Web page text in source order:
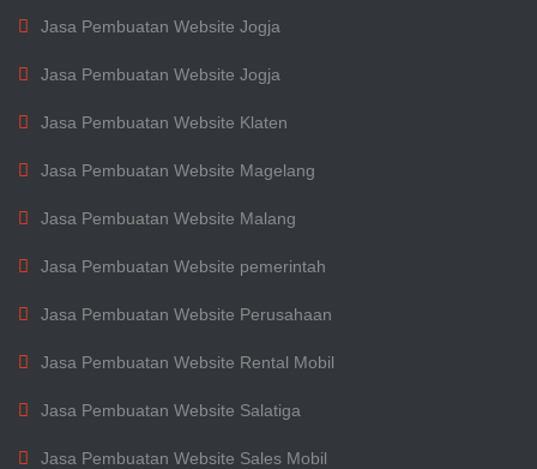
Jasa Pembuatan Website Jogja
Jasa Pembuatan Website Jogja
Jasa Pembuatan Website Klaten
Jasa Pembuatan Website Magelang
Jasa Pembuatan Website Malang
Jasa Pembuatan Website pemerintah
Jasa Pembuatan Website Perusahaan
Jasa Pembuatan Website Rental Mobil
Jasa Pembuatan Website Salatiga
Jasa Pembuatan Website Sales Mobil